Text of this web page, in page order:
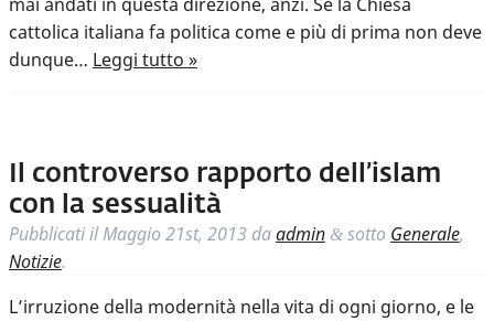
mai andati in questa direzione, anzi. Se la Chiesa
cattolica italiana fa politica come e più di prima non deve
dunque… Leggi tutto »
Il controverso rapporto dell’islam
con la sessualità
Pubblicati ilMaggio 21st, 2013 daadmin & sotto Generale,
Notizie.
L’irruzione della modernità nella vita di ogni giorno, e le